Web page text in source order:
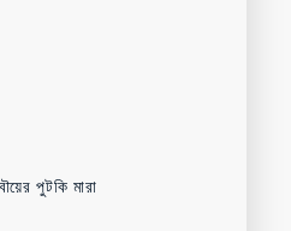
পুটকি মারা